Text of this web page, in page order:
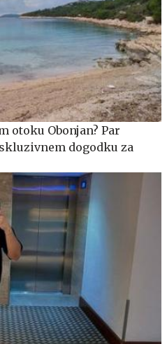
otoku Obonjan? Par
dogodku za